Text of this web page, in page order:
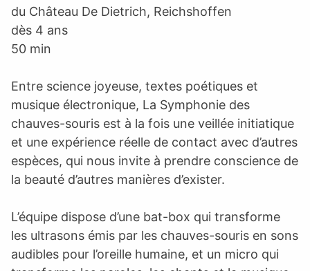
du Château De Dietrich, Reichshoffen
dès 4 ans
50 min
Entre science joyeuse, textes poétiques et
musique électronique, La Symphonie des
chauves-souris est à la fois une veillée initiatique
et une expérience réelle de contact avec d’autres
espèces, qui nous invite à prendre conscience de
la beauté d’autres manières d’exister.
L’équipe dispose d’une bat-box qui transforme
les ultrasons émis par les chauves-souris en sons
audibles pour l’oreille humaine, et un micro qui